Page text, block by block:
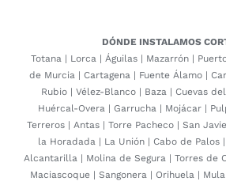
DÓNDE INSTALAMOS
Totana| Lorca| Águilas| Mazarrón|
de Murcia | Cartagena | Fuente Álamo |
Rubio | Vélez-Blanco | Baza | Cuevas
Huércal-Overa | Garrucha | Mojácar |
Terreros| Antas| Torre Pacheco| San
la Horadada| La Unión| Cabo de Palos|
Alcantarilla | Molina de Segura | Torres de
Maciascoque| Sangonera| Orihuela| Mula